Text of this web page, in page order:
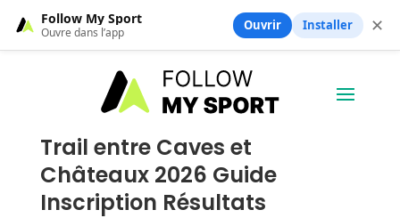
Trail entre Caves et
Châteaux 2026 Guide
Inscription Résultats
Follow My Sport
Ouvre dans l’app Ouvrir Installer ✕